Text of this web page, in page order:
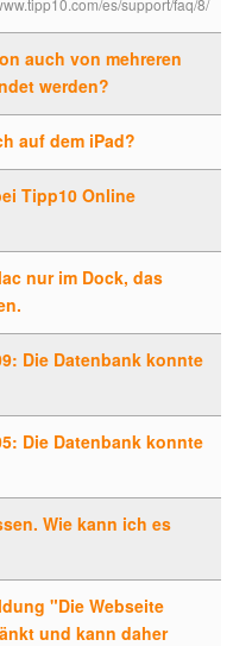
es/support/faq/8/
auch von mehreren
werden?
auf dem iPad?
Tipp10 Online
nur im Dock, das
Die Datenbank konnte
Die Datenbank konnte
Wie kann ich es
"Die Webseite
und kann daher